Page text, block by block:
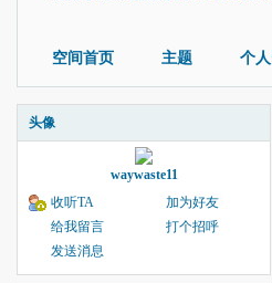
空间首页 主题 个
头像
waywaste11
收听TA
加为好友
给我留言
打个招呼
发送消息